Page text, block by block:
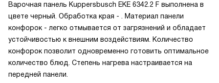
Варочная панель Kuppersbusch EKE 6342.2 F выполнена в
цвете черный. Обработка края - . Материал панели
конфорок - легко отмывается от загрязнений и обладает
устойчивостью к внешним воздействиям. Количество
конфорок позволит одновременно готовить оптимальное
количество блюд. Степень нагрева настраивается на
передней панели.